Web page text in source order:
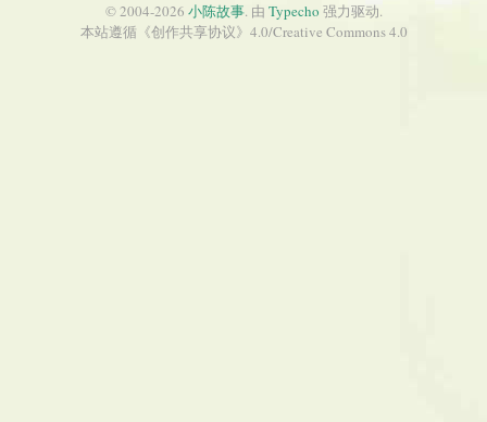
© 2004-2026 小陈故事. 由 Typecho 强力驱动.
本站遵循《创作共享协议》4.0/Creative Commons 4.0